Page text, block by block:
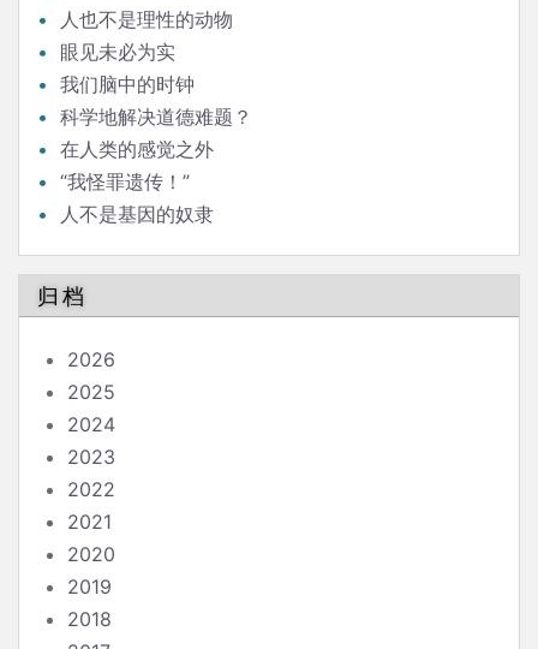
人也不是理性的动物
眼见未必为实
我们脑中的时钟
科学地解决道德难题？
在人类的感觉之外
“我怪罪遗传！”
人不是基因的奴隶
归档
2026
2025
2024
2023
2022
2021
2020
2019
2018